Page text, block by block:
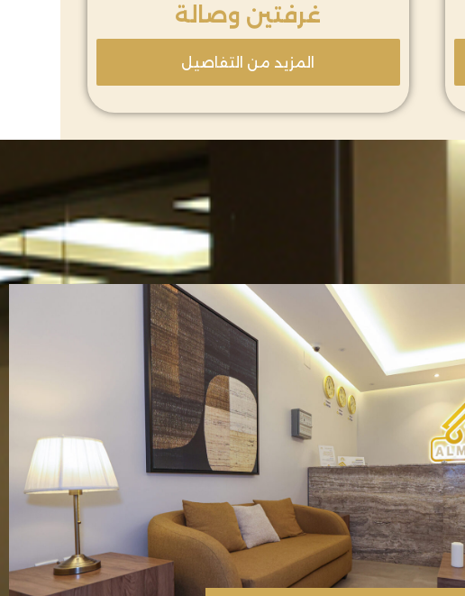
غرفتين وصالة
المزيد من التفاصيل